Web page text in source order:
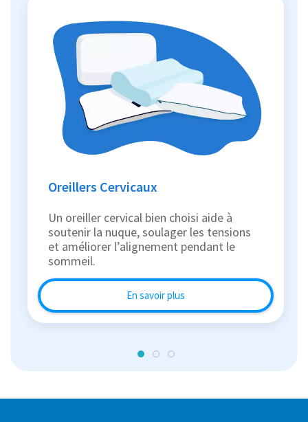
Oreillers Cervicaux
Un oreiller cervical bien choisi aide à
soutenir la nuque, soulager les tensions
et améliorer l’alignement pendant le
sommeil.
En savoir plus